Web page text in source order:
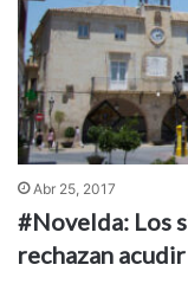
Abr 25, 2017
#Novelda: Los
rechazan